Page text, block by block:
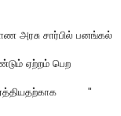
அரசு சார்பில் பனங்கல்
ஏற்றம் பெற
உயர்த்தியதற்காக "